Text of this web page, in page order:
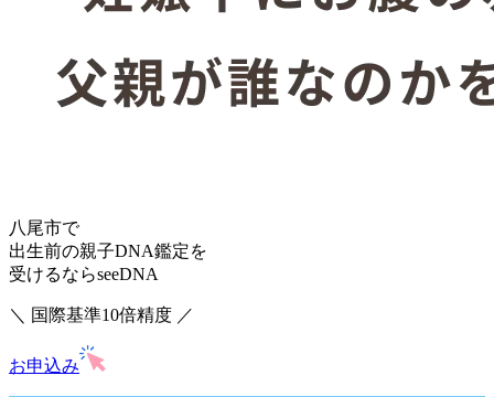
八尾市で
出生前の親子DNA鑑定を
受けるならseeDNA
＼ 国際基準10倍精度 ／
お申込み